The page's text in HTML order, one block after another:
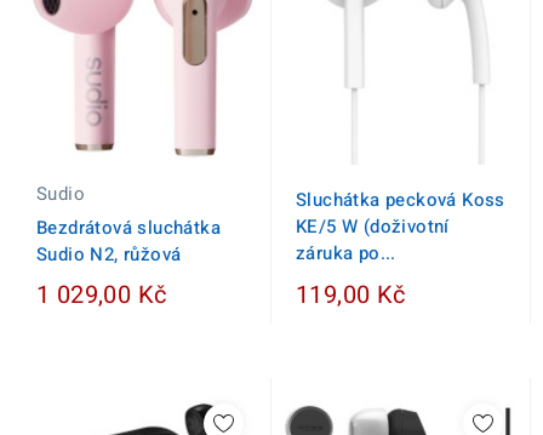
Sudio
Bezdrátová sluchátka
Sudio N2, růžová
1 029,00 Kč
Sluchátka pecková Koss
KE/5 W (doživotní
záruka po...
119,00 Kč